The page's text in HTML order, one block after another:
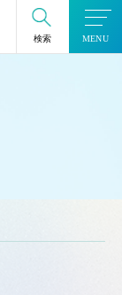
検索 MENU